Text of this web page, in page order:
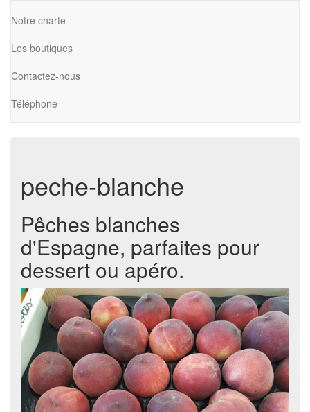
Notre charte
Les boutiques
Contactez-nous
Téléphone
peche-blanche
Pêches blanches
d'Espagne, parfaites pour
dessert ou apéro.